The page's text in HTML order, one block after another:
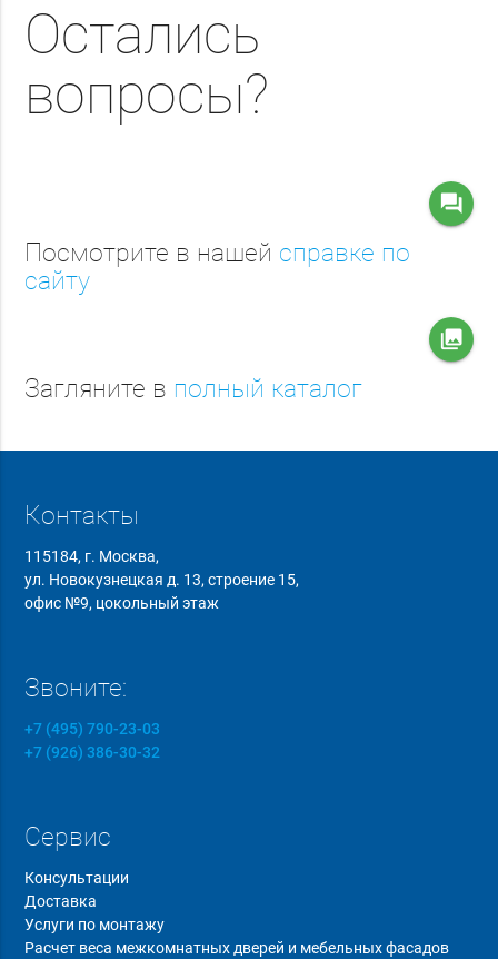
Остались
вопросы?
question_answer
Посмотрите в нашей справке по
сайту
collections
Загляните в полный каталог
Контакты
115184, г. Москва,
ул. Новокузнецкая д. 13, строение 15,
офис №9, цокольный этаж
Звоните:
+7 (495) 790-23-03
+7 (926) 386-30-32
Сервис
Консультации
Доставка
Услуги по монтажу
Расчет веса межкомнатных дверей и мебельных фасадов